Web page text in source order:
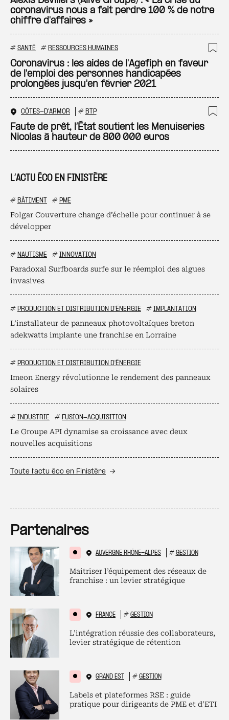
L’ACTU ÉCO EN FINISTÈRE
# BÂTIMENT # PME
Folgar Couverture change d’échelle pour continuer à se
développer
# NAUTISME # INNOVATION
Paradoxal Surfboards surfe sur le réemploi des algues
invasives
# PRODUCTION ET DISTRIBUTION D'ÉNERGIE # IMPLANTATION
L’installateur de panneaux photovoltaïques breton
adekwatts implante une franchise en Lorraine
# PRODUCTION ET DISTRIBUTION D'ÉNERGIE
Imeon Energy révolutionne le rendement des panneaux
solaires
# INDUSTRIE # FUSION-ACQUISITION
Le Groupe API dynamise sa croissance avec deux
nouvelles acquisitions
Toute l’actu éco en Finistère
coronavirus nous a fait perdre 100 % de notre
chiffre d'affaires »
# SANTÉ # RESSOURCES HUMAINES
Coronavirus : les aides de l'Agefiph en faveur
de l'emploi des personnes handicapées
prolongées jusqu'en février 2021
CÔTES-D'ARMOR # BTP
Faute de prêt, l’État soutient les Menuiseries
Nicolas à hauteur de 800 000 euros
Partenaires
AUVERGNE RHÔNE-ALPES # GESTION
Maitriser l’équipement des réseaux de
franchise : un levier stratégique
FRANCE # GESTION
L’intégration réussie des collaborateurs,
levier stratégique de rétention
GRAND EST # GESTION
Labels et plateformes RSE : guide
pratique pour dirigeants de PME et d’ETI